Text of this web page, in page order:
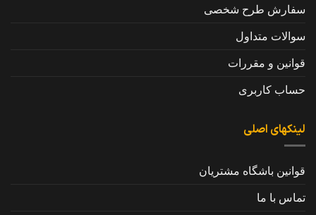
سفارش طرح شخصی
سوالات متداول
قوانین و مقررات
حساب کاربری
لینکهای اصلی
قوانین باشگاه مشتریان
تماس با ما